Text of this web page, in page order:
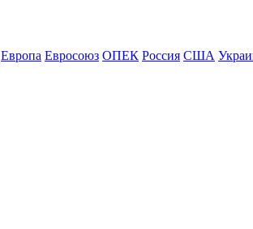
Европа Евросоюз ОПЕК Россия США